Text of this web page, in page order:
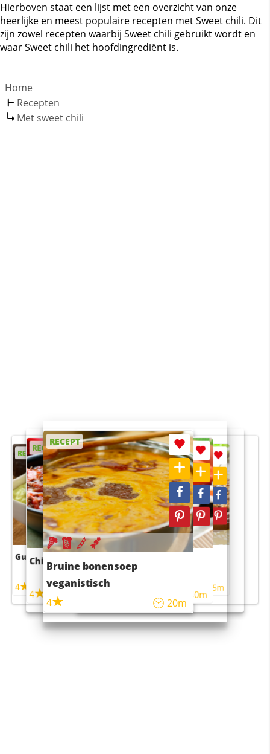
Hierboven staat een lijst met een overzicht van onze
heerlijke en meest populaire recepten met Sweet chili. Dit
zijn zowel recepten waarbij Sweet chili gebruikt wordt en
waar Sweet chili het hoofdingrediënt is.
Home
Recepten
Met sweet chili
RECEPT
Guacamole
4
RECEPT
Chili con carne
4 45m
RECEPT
Bruine bonensoep
veganistisch
4
20m
RECEPT
Sushi rijstsalade
maaltijdsalade
40m
RECEPT
4 55m